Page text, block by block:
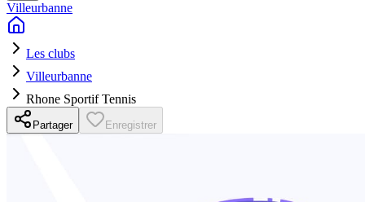
Villeurbanne
Les clubs
Villeurbanne
Rhone Sportif Tennis
Partager Enregistrer